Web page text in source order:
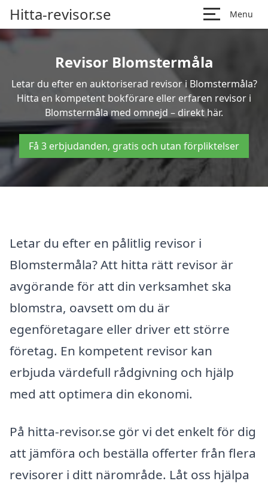
Hitta-revisor.se Menu
Revisor Blomstermåla
Letar du efter en auktoriserad revisor i Blomstermåla?
Hitta en kompetent bokförare eller erfaren revisor i
Blomstermåla med omnejd – direkt här.
Få 3 erbjudanden, gratis och utan förpliktelser
Letar du efter en pålitlig revisor i
Blomstermåla? Att hitta rätt revisor är
avgörande för att din verksamhet ska
blomstra, oavsett om du är
egenföretagare eller driver ett större
företag. En kompetent revisor kan
erbjuda värdefull rådgivning och hjälp
med att optimera din ekonomi.
På hitta-revisor.se gör vi det enkelt för dig
att jämföra och beställa offerter från flera
revisorer i ditt närområde. Låt oss hjälpa